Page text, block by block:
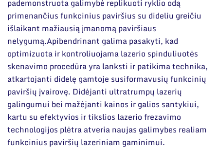
pademonstruota galimybė replikuoti ryklio odą
primenančius funkcinius paviršius su dideliu greičiu
išlaikant mažiausią įmanomą paviršiaus
nelygumą.Apibendrinant galima pasakyti, kad
optimizuota ir kontroliuojama lazerio spinduliuotės
skenavimo procedūra yra lanksti ir patikima technika,
atkartojanti didelę gamtoje susiformavusių funkcinių
paviršių įvairovę. Didėjanti ultratrumpų lazerių
galingumui bei mažėjanti kainos ir galios santykiui,
kartu su efektyvios ir tikslios lazerio frezavimo
technologijos plėtra atveria naujas galimybes realiam
funkcinius paviršių lazeriniam gaminimui.